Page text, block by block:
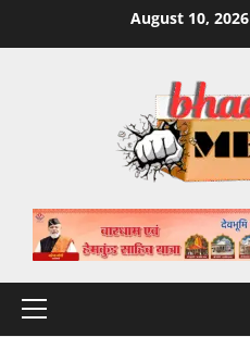
August 10, 2026
Primary